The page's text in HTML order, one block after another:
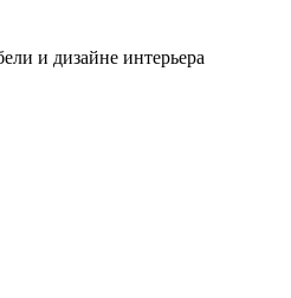
и дизайне интерьера